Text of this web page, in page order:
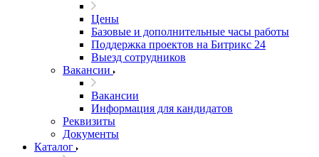
Цены
Базовые и дополнительные часы работы
Поддержка проектов на Битрикс 24
Выезд сотрудников
Вакансии
Вакансии
Информация для кандидатов
Реквизиты
Документы
Каталог